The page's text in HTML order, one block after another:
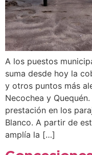
A los puestos
suma desde hoy la
y otros puntos más
Necochea y
prestación en los
Blanco. A partir de
amplía la […]